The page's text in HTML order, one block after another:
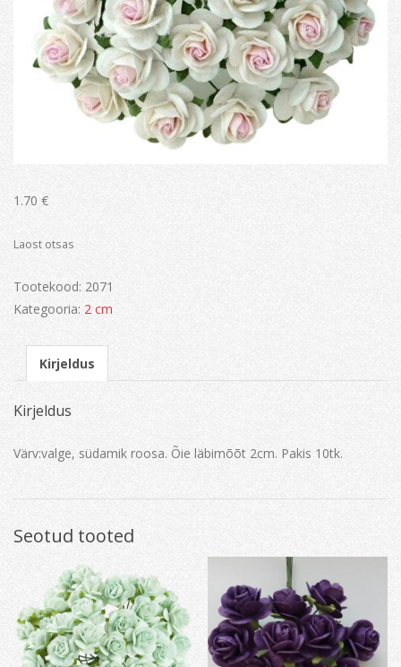
1.70 €
Laost otsas
Tootekood: 2071
Kategooria: 2 cm
Kirjeldus
Kirjeldus
Värv:valge, südamik roosa. Õie läbimõõt 2cm. Pakis 10tk.
Seotud tooted